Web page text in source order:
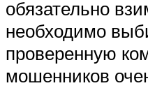
обязательно
необходимо
проверенную
мошенников